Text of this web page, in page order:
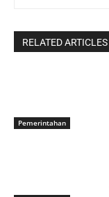
RELATED ARTICLES
Pemerintahan